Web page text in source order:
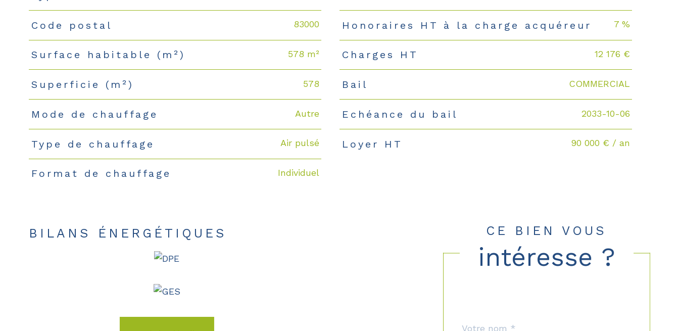
Code postal 83000
Surface habitable (m²) 578 m²
Superficie (m²) 578
Mode de chauffage Autre
Type de chauffage Air pulsé
Format de chauffage Individuel
Honoraires HT à la charge acquéreur 7 %
Charges HT 12 176 €
Bail COMMERCIAL
Echéance du bail 2033-10-06
Loyer HT 90 000 € / an
BILANS ÉNERGÉTIQUES CE BIEN VOUS
intéresse ?
*